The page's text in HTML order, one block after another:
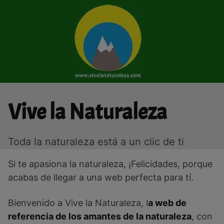
Vive la Naturaleza
Toda la naturaleza está a un clic de ti
Si te apasiona la naturaleza, ¡Felicidades, porque
acabas de llegar a una web perfecta para tí.
Bienvenido a Vive la Naturaleza, la web de
referencia de los amantes de la naturaleza, con